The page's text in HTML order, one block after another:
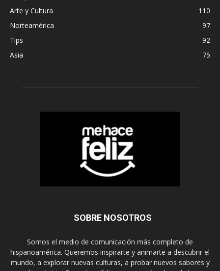
Arte y Cultura
110
Norteamérica
97
Tips
92
Asia
75
SOBRE NOSOTROS
Somos el medio de comunicación más completo de
hispanoamérica. Queremos inspirarte y animarte a descubrir el
mundo, a explorar nuevas culturas, a probar nuevos sabores y